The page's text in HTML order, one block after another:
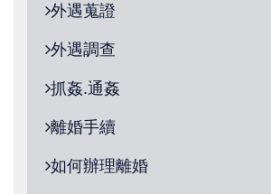
外遇蒐證
外遇調查
抓姦.通姦
離婚手續
如何辦理離婚